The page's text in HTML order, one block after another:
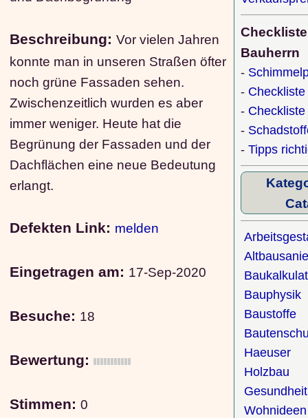
Beschreibung:Vor vielen Jahren
konnte man in unseren Straßen öfter
noch grüne Fassaden sehen.
Zwischenzeitlich wurden es aber
immer weniger. Heute hat die
Begrünung der Fassaden und der
Dachflächen eine neue Bedeutung
erlangt.
Defekten Link: melden
Eingetragen am: 17-Sep-2020
Besuche: 18
Bewertung:
Stimmen:0
Bauherrn
-
-
-
-
-Tipps
Bauphysik
Baustoffe
Haeuser
Holzbau
Gesundheit
Wohnideen